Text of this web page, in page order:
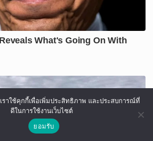
เราใช้คุกกี้เพื่อเพิ่มประสิทธิภาพ และประสบการณ์ที่
ดีในการใช้งานเว็บไซต์
ยอมรับ